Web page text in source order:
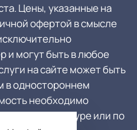
Цены, указанные на
офертой в смысле
и могут быть в любое
на сайте может быть
в одностороннем
необходимо
в регистратуре или по